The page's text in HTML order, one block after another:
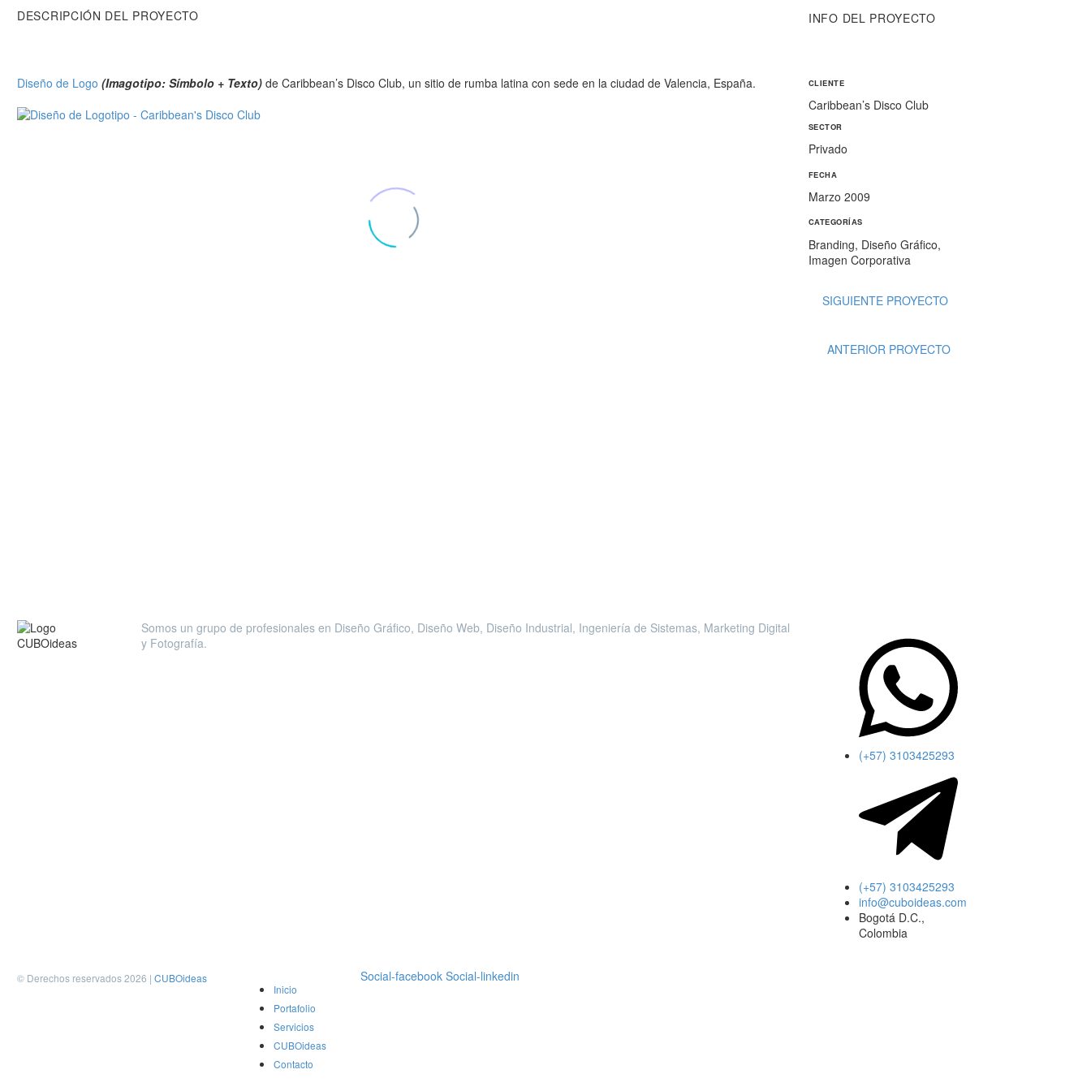
DESCRIPCIÓN DEL PROYECTO
Diseño de Logo (Imagotipo: Símbolo + Texto) de Caribbean’s Disco Club, un sitio de rumba latina con sede en la ciudad de Valencia, España.
INFO DEL PROYECTO
CLIENTE
Caribbean’s Disco Club
SECTOR
Privado
FECHA
Marzo 2009
CATEGORÍAS
Branding, Diseño Gráfico,
Imagen Corporativa
SIGUIENTE PROYECTO
ANTERIOR PROYECTO
Somos un grupo de profesionales en Diseño Gráfico, Diseño Web, Diseño Industrial, Ingeniería de Sistemas, Marketing Digital
y Fotografía.
(+57) 3103425293
(+57) 3103425293
info@cuboideas.com
Bogotá D.C.,
Colombia
© Derechos reservados 2026 | CUBOideas
Inicio
Portafolio
Servicios
CUBOideas
Contacto
Social-facebook Social-linkedin